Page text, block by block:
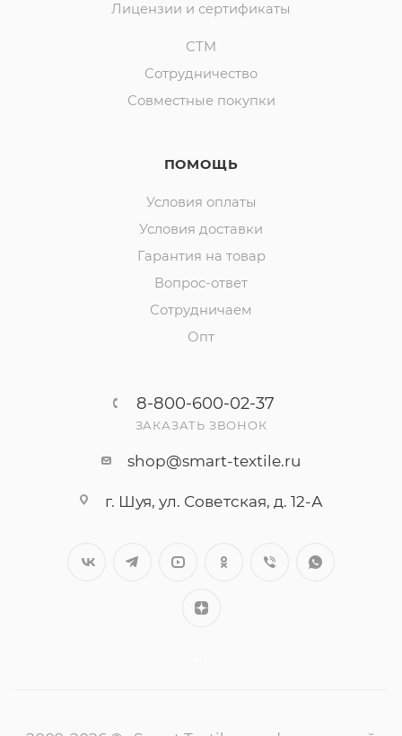
Лицензии и сертификаты
СТМ
Сотрудничество
Совместные покупки
ПОМОЩЬ
Условия оплаты
Условия доставки
Гарантия на товар
Вопрос-ответ
Сотрудничаем
Опт
8-800-600-02-37
ЗАКАЗАТЬ ЗВОНОК
shop@smart-textile.ru
г. Шуя, ул. Советская, д. 12-А